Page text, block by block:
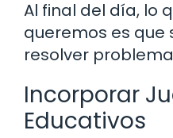
Al final del día, lo
queremos es
resolver
Incorporar
Educativos